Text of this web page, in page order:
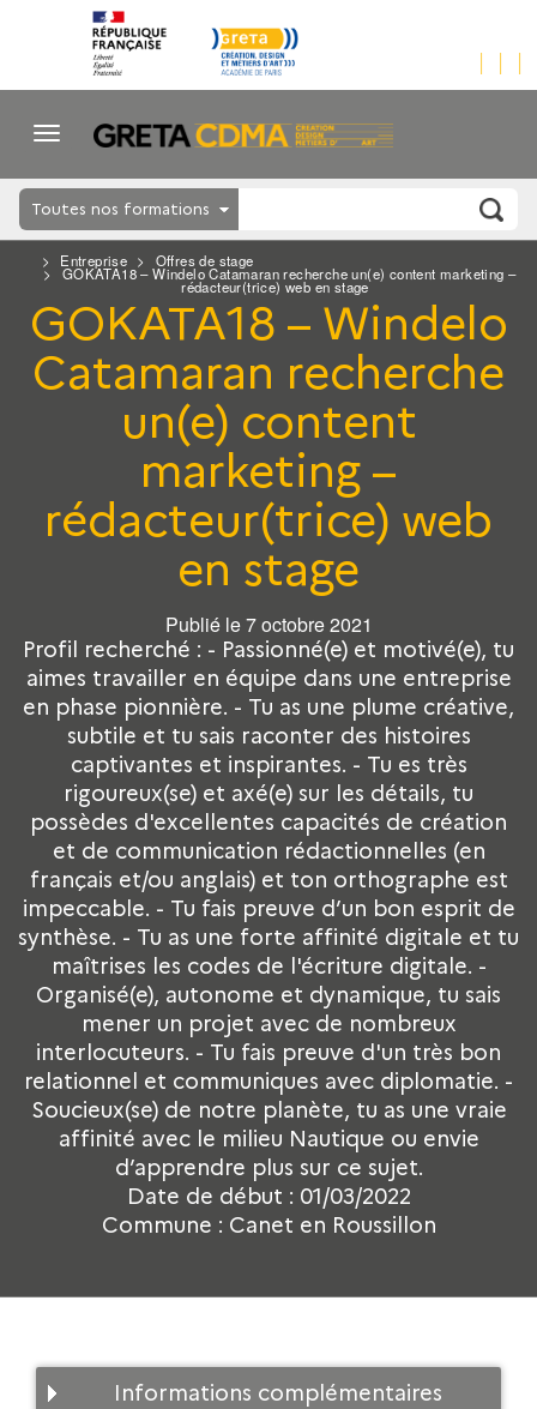
Toutes nos formations
GOKATA18 – Windelo
Catamaran recherche
un(e) content
marketing –
rédacteur(trice) web
en stage
Publié le 7 octobre 2021
Profil recherché : - Passionné(e) et motivé(e), tu
aimes travailler en équipe dans une entreprise
en phase pionnière. - Tu as une plume créative,
subtile et tu sais raconter des histoires
captivantes et inspirantes. - Tu es très
rigoureux(se) et axé(e) sur les détails, tu
possèdes d'excellentes capacités de création
et de communication rédactionnelles (en
français et/ou anglais) et ton orthographe est
impeccable. - Tu fais preuve d’un bon esprit de
synthèse. - Tu as une forte affinité digitale et tu
maîtrises les codes de l'écriture digitale. -
Organisé(e), autonome et dynamique, tu sais
mener un projet avec de nombreux
interlocuteurs. - Tu fais preuve d'un très bon
relationnel et communiques avec diplomatie. -
Soucieux(se) de notre planète, tu as une vraie
affinité avec le milieu Nautique ou envie
d’apprendre plus sur ce sujet.
Date de début : 01/03/2022
Commune : Canet en Roussillon
Entreprise Offres de stage
GOKATA18 – Windelo Catamaran recherche un(e) content marketing –
rédacteur(trice) web en stage
Informations complémentaires